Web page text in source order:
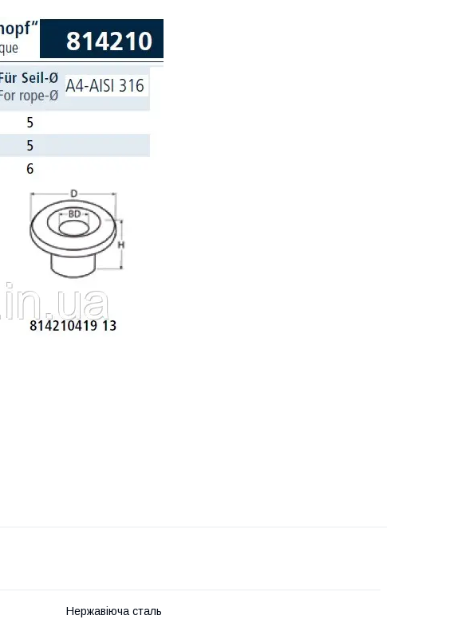
Нержавіюча сталь